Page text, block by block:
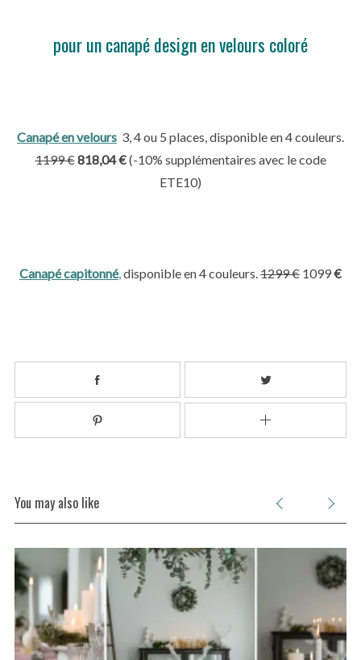
pour un canapé design en velours coloré
Canapé en velours 3, 4 ou 5 places, disponible en 4 couleurs.
1199€818,04 €(-10% supplémentaires avec le code
ETE10)
Canapé capitonné,disponible en 4 couleurs.1299€ 1099€
You may also like